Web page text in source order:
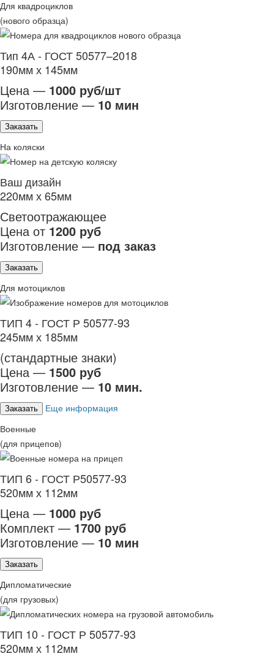
Для квадроциклов
(нового образца)
Тип 4А - ГОСТ 50577–2018
190мм х 145мм
Цена — 1000 руб/шт
Изготовление — 10 мин
Заказать
На коляски
Ваш дизайн
220мм х 65мм
Светоотражающее
Цена от 1200 руб
Изготовление — под заказ
Заказать
Для мотоциклов
ТИП 4 - ГОСТ Р 50577-93
245мм х 185мм
(стандартные знаки)
Цена — 1500 руб
Изготовление — 10 мин.
Заказать
Еще информация
Военные
(для прицепов)
ТИП 6 - ГОСТ Р50577-93
520мм х 112мм
Цена — 1000 руб
Комплект — 1700 руб
Изготовление — 10 мин
Заказать
Дипломатические
(для грузовых)
ТИП 10 - ГОСТ Р 50577-93
520мм х 112мм